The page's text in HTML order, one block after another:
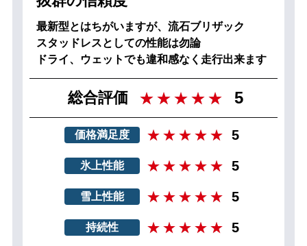
最新型とはちがいますが、流石ブリザック
スタッドレスとしての性能は勿論
ドライ、ウェットでも違和感なく走行出来ます
総合評価 5
価格満足度 5
氷上性能 5
雪上性能 5
持続性 5